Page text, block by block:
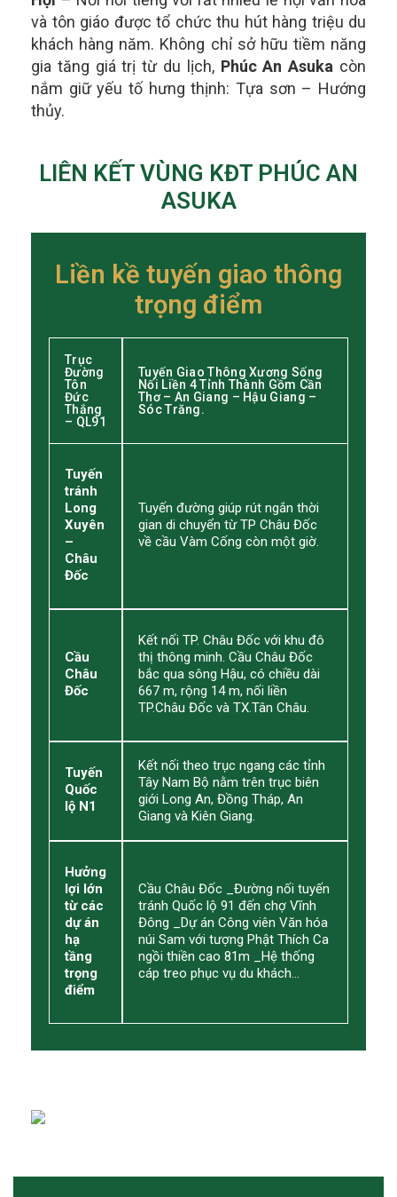
và tôn giáo được tổ chức thu hút hàng triệu du
khách hàng năm. Không chỉ sở hữu tiềm năng
gia tăng giá trị từ du lịch, Phúc An Asuka còn
nắm giữ yếu tố hưng thịnh: Tựa sơn – Hướng
thủy.
LIÊN KẾT VÙNG KĐT PHÚC AN
ASUKA
Liền kề tuyến giao thông
trọng điểm
Trục
Đường
Tôn
Đức
Thắng
– QL91
Tuyến Giao Thông Xương Sống
Nối Liền 4 Tỉnh Thành Gồm Cần
Thơ – An Giang – Hậu Giang –
Sóc Trăng.
Tuyến
tránh
Long
Xuyên
–
Châu
Đốc
Tuyến đường giúp rút ngắn thời
gian di chuyển từ TP Châu Đốc
về cầu Vàm Cống còn một giờ.
Cầu
Châu
Đốc
Kết nối TP. Châu Đốc với khu đô
thị thông minh. Cầu Châu Đốc
bắc qua sông Hậu, có chiều dài
667 m, rộng 14 m, nối liền
TP.Châu Đốc và TX.Tân Châu.
Tuyến
Quốc
lộ N1
Kết nối theo trục ngang các tỉnh
Tây Nam Bộ nằm trên trục biên
giới Long An, Đồng Tháp, An
Giang và Kiên Giang.
Hưởng
lợi lớn
từ các
dự án
hạ
tầng
trọng
điểm
Cầu Châu Đốc _Đường nối tuyến
tránh Quốc lộ 91 đến chợ Vĩnh
Đông _Dự án Công viên Văn hóa
núi Sam với tượng Phật Thích Ca
ngồi thiền cao 81m _Hệ thống
cáp treo phục vụ du khách…